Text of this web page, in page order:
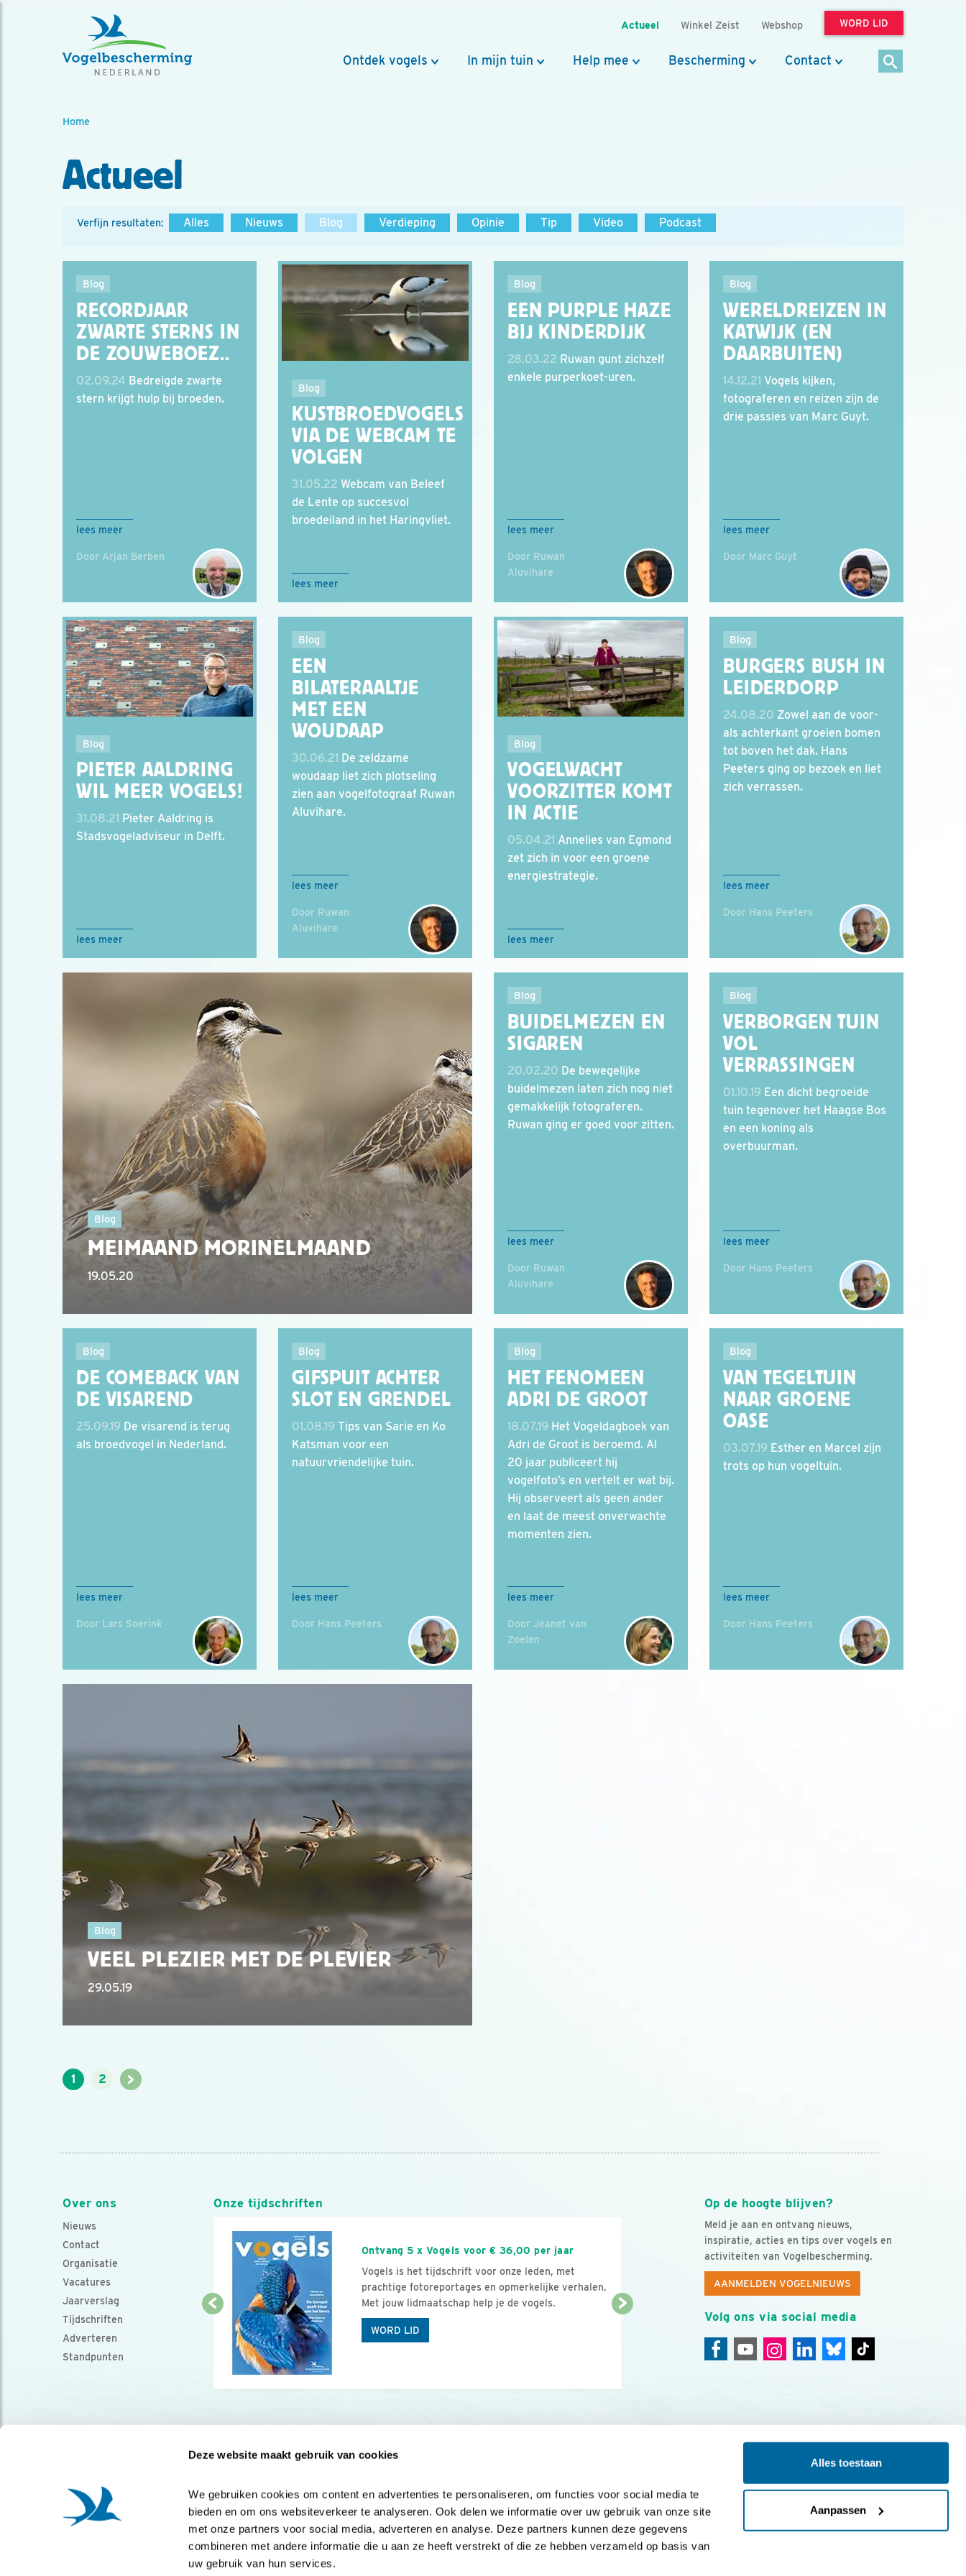
Deze website maakt gebruik van cookies
We gebruiken cookies om content en advertenties te personaliseren, om functies voor social media te
bieden en om ons websiteverkeer te analyseren. Ook delen we informatie over uw gebruik van onze site
met onze partners voor social media, adverteren en analyse. Deze partners kunnen deze gegevens
combineren met andere informatie die u aan ze heeft verstrekt of die ze hebben verzameld op basis van
uw gebruik van hun services.
Alles toestaan
Aanpassen
Actueel Winkel Zeist Webshop WORD LID
Ontdek vogels In mijn tuin Help mee Bescherming Contact
Home
Actueel
Verfijn resultaten: Alles Nieuws Blog Verdieping Opinie Tip Video Podcast
Blog
RECORDJAAR
ZWARTE STERNS IN
DE ZOUWEBOEZ..
02.09.24 Bedreigde zwarte
stern krijgt hulp bij broeden.
lees meer
Door Arjan Berben
Blog
KUSTBROEDVOGELS
VIA DE WEBCAM TE
VOLGEN
31.05.22 Webcam van Beleef
de Lente op succesvol
broedeiland in het Haringvliet.
lees meer
Blog
EEN PURPLE HAZE
BIJ KINDERDIJK
28.03.22 Ruwan gunt zichzelf
enkele purperkoet-uren.
lees meer
Door Ruwan
Aluvihare
Blog
WERELDREIZEN IN
KATWIJK (EN
DAARBUITEN)
14.12.21 Vogels kijken,
fotograferen en reizen zijn de
drie passies van Marc Guyt.
lees meer
Door Marc Guyt
Blog
PIETER AALDRING
WIL MEER VOGELS!
31.08.21 Pieter Aaldring is
Stadsvogeladviseur in Delft.
lees meer
Blog
EEN
BILATERAALTJE
MET EEN
WOUDAAP
30.06.21 De zeldzame
woudaap liet zich plotseling
zien aan vogelfotograaf Ruwan
Aluvihare.
lees meer
Door Ruwan
Aluvihare
Blog
VOGELWACHT
VOORZITTER KOMT
IN ACTIE
05.04.21 Annelies van Egmond
zet zich in voor een groene
energiestrategie.
lees meer
Blog
BURGERS BUSH IN
LEIDERDORP
24.08.20 Zowel aan de voor-
als achterkant groeien bomen
tot boven het dak. Hans
Peeters ging op bezoek en liet
zich verrassen.
lees meer
Door Hans Peeters
Blog
MEIMAAND MORINELMAAND
19.05.20
Blog
BUIDELMEZEN EN
SIGAREN
20.02.20 De bewegelijke
buidelmezen laten zich nog niet
gemakkelijk fotograferen.
Ruwan ging er goed voor zitten.
lees meer
Door Ruwan
Aluvihare
Blog
VERBORGEN TUIN
VOL
VERRASSINGEN
01.10.19 Een dicht begroeide
tuin tegenover het Haagse Bos
en een koning als
overbuurman.
lees meer
Door Hans Peeters
Blog
DE COMEBACK VAN
DE VISAREND
25.09.19 De visarend is terug
als broedvogel in Nederland.
lees meer
Door Lars Soerink
Blog
GIFSPUIT ACHTER
SLOT EN GRENDEL
01.08.19 Tips van Sarie en Ko
Katsman voor een
natuurvriendelijke tuin.
lees meer
Door Hans Peeters
Blog
HET FENOMEEN
ADRI DE GROOT
18.07.19 Het Vogeldagboek van
Adri de Groot is beroemd. Al
20 jaar publiceert hij
vogelfoto’s en vertelt er wat bij.
Hij observeert als geen ander
en laat de meest onverwachte
momenten zien.
lees meer
Door Jeanet van
Zoelen
Blog
VAN TEGELTUIN
NAAR GROENE
OASE
03.07.19 Esther en Marcel zijn
trots op hun vogeltuin.
lees meer
Door Hans Peeters
Blog
VEEL PLEZIER MET DE PLEVIER
29.05.19
1 2 >
Over ons
Nieuws
Contact
Organisatie
Vacatures
Jaarverslag
Tijdschriften
Adverteren
Standpunten
Op de hoogte blijven?
Meld je aan en ontvang nieuws,
inspiratie, acties en tips over vogels en
activiteiten van Vogelbescherming.
AANMELDEN VOGELNIEUWS
Volg ons via social media
Onze tijdschriften
Ontvang 5 x Vogels voor € 36,00 per jaar
Vogels is het tijdschrift voor onze leden, met
prachtige fotoreportages en opmerkelijke verhalen.
Met jouw lidmaatschap help je de vogels.
WORD LID